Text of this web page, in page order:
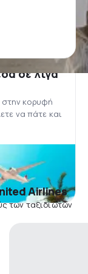
σε λίγα
κορυφή
να πάτε και
Airlines
των ταξιδιωτών